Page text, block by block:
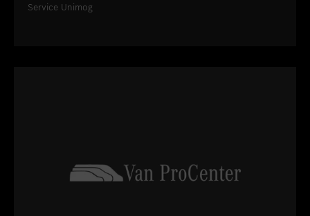
Service Unimog